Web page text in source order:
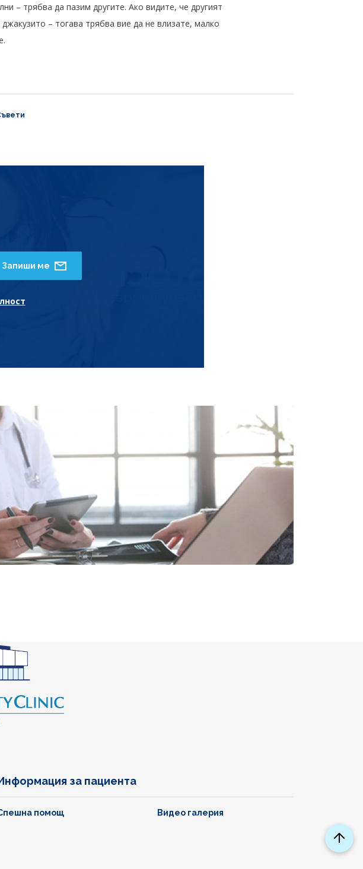
– трябва да пазим другите. Ако видите, че другият
– тогава трябва вие да не влизате, малко
Запиши ме
за пациента
помощ Видео галерия